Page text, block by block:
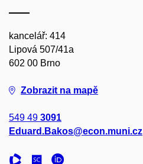
kancelář: 414
Lipová 507/41a
602 00 Brno
Zobrazit na mapě
549 49 3091
Eduard.Bakos@econ.muni.cz